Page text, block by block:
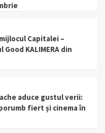
Capitalei –
Good KALIMERA din
aduce gustul verii:
fiert și cinema în